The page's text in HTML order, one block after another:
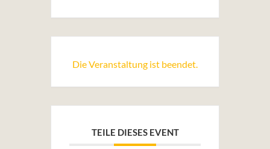
Die Veranstaltung ist beendet.
TEILE DIESES EVENT